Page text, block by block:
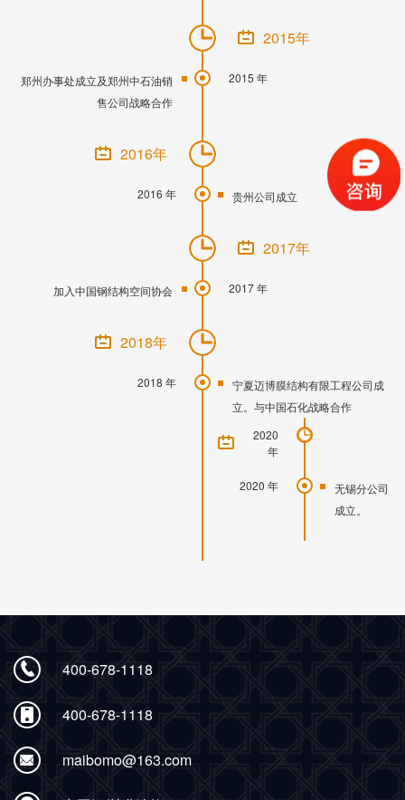
2015年
2015 年
郑州办事处成立及郑州中石油销
售公司战略合作
2016年
2016 年 贵州公司成立
2017年
2017 年
加入中国钢结构空间协会
2018年
2018 年
宁夏迈博膜结构有限工程公司成
立。与中国石化战略合作
2020
年
2020 年
无锡分公司
成立。
400-678-1118
400-678-1118
maibomo@163.com